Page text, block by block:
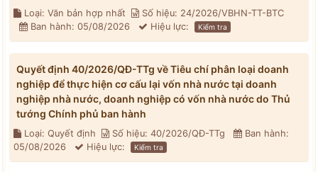
Loại: Văn bản hợp nhất
Số hiệu: 24/2026/VBHN-TT-BTC
Ban hành: 05/08/2026
Hiệu lực: Kiểm tra
Quyết định 40/2026/QĐ-TTg về Tiêu chí phân loại doanh
nghiệp để thực hiện cơ cấu lại vốn nhà nước tại doanh
nghiệp nhà nước, doanh nghiệp có vốn nhà nước do Thủ
tướng Chính phủ ban hành
Loại: Quyết định Số hiệu: 40/2026/QĐ-TTg
Ban hành:
05/08/2026
Hiệu lực: Kiểm tra